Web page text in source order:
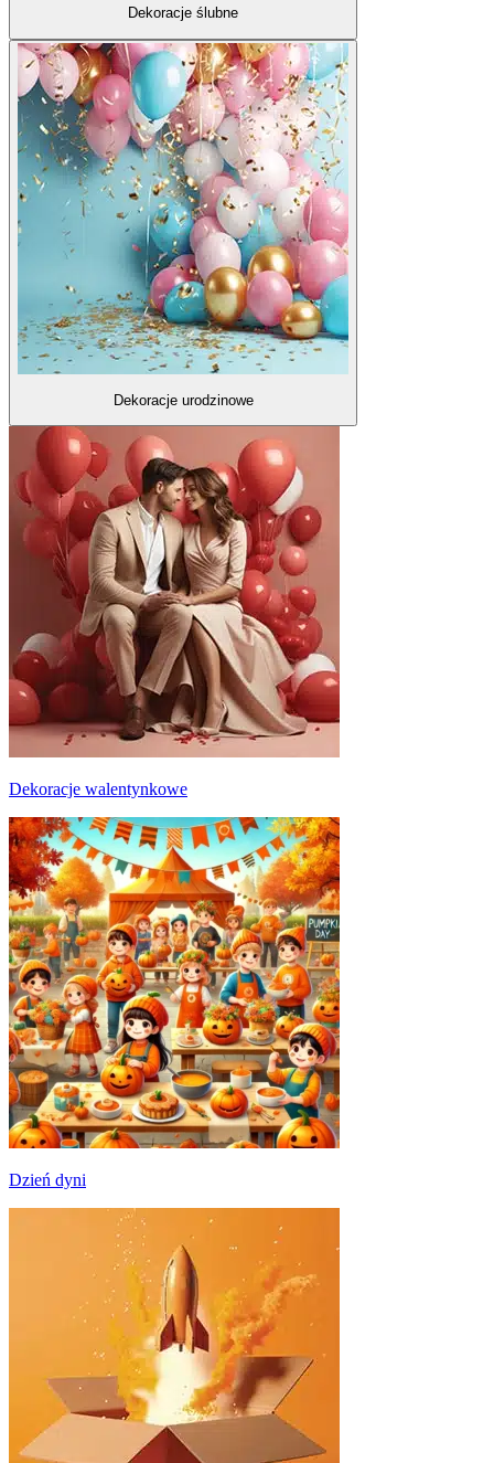
Dekoracje ślubne
Dekoracje urodzinowe
Dekoracje walentynkowe
Dzień dyni